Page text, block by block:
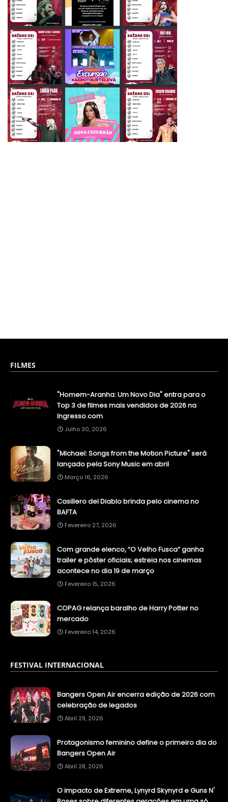
FILMES
"Homem-Aranha: Um Novo Dia" entra para o
Top 3 de filmes mais vendidos de 2026 na
Ingresso.com
Julho 30, 2026
"Michael: Songs from the Motion Picture" será
lançado pela Sony Music em abril
Março 16, 2026
Casillero del Diablo brinda pelo cinema no
BAFTA
Fevereiro 27, 2026
Com grande elenco, “O Velho Fusca” ganha
trailer e pôster oficiais; estreia nos cinemas
acontece no dia 19 de março
Fevereiro 15, 2026
COPAG relança baralho de Harry Potter no
mercado
Fevereiro 14, 2026
FESTIVAL INTERNACIONAL
Bangers Open Air encerra edição de 2026 com
celebração de legados
Abril 29, 2026
Protagonismo feminino define o primeiro dia do
Bangers Open Air
Abril 28, 2026
O impacto de Extreme, Lynyrd Skynyrd e Guns N'